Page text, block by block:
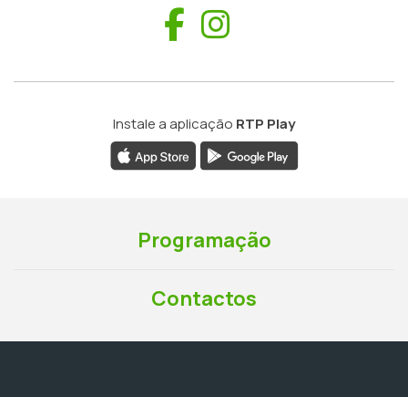
Facebook
Instale a aplicação RTP Play
Programação
Contactos